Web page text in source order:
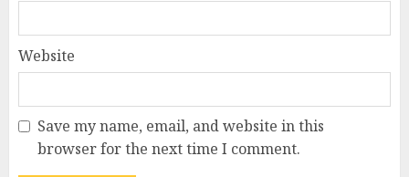
Website
Save my name, email, and website in this
browser for the next time I comment.